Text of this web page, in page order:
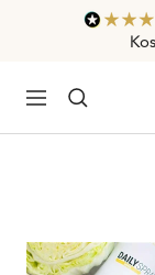
Navigation